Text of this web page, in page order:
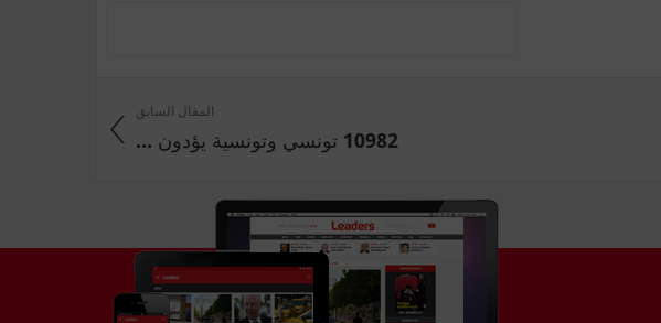
المقال السابق
10982 تونسي وتونسية يؤدون ...